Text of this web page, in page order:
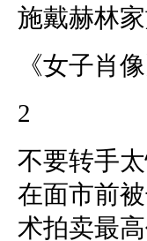
施戴赫林
《女子肖
2
不要转手
在面市前
术拍卖最